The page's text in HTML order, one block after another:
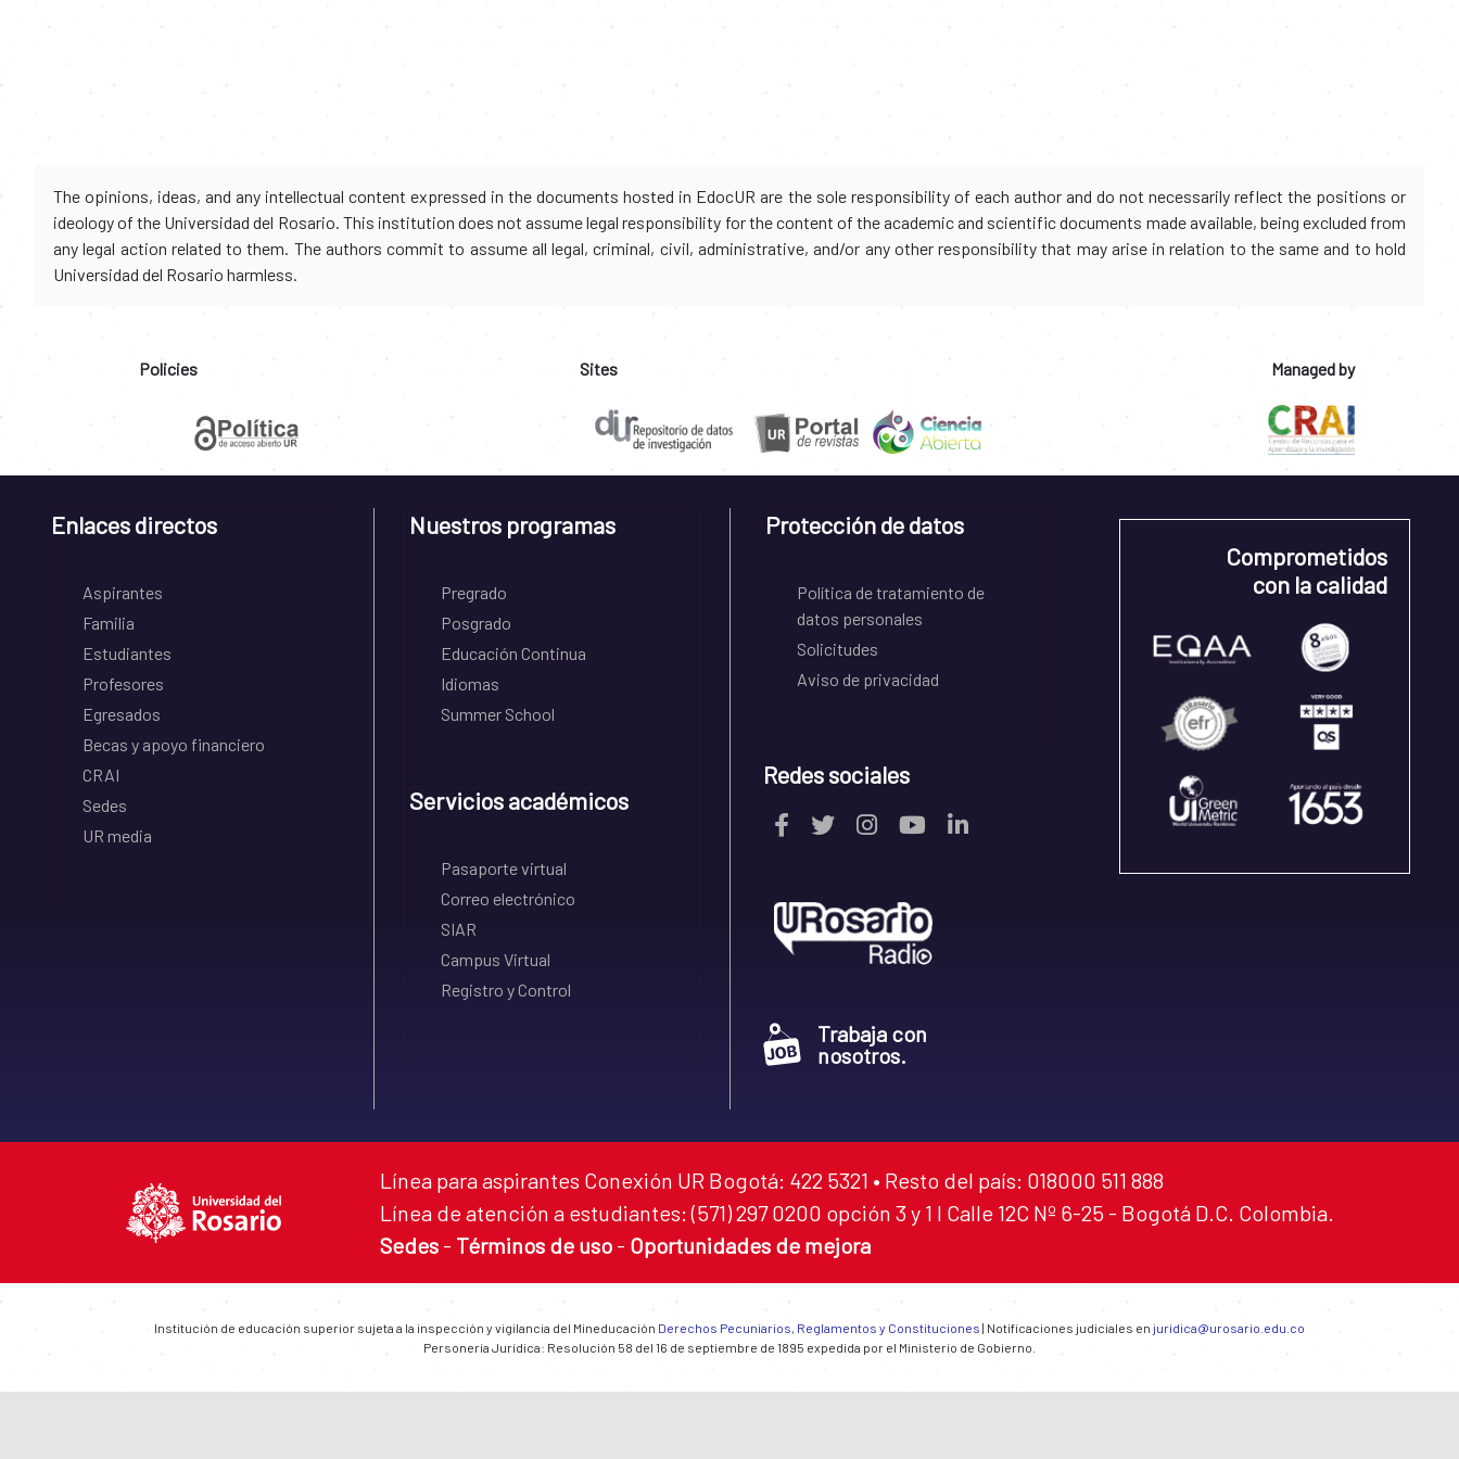
The opinions, ideas, and any intellectual content expressed in the documents hosted in EdocUR are the sole responsibility of each author and do not necessarily reflect the positions or
ideology of the Universidad del Rosario. This institution does not assume legal responsibility for the content of the academic and scientific documents made available, being excluded from
any legal action related to them. The authors commit to assume all legal, criminal, civil, administrative, and/or any other responsibility that may arise in relation to the same and to hold
Universidad del Rosario harmless.
Policies Sites Managed by
Enlaces directos
Aspirantes
Familia
Estudiantes
Profesores
Egresados
Becas y apoyo financiero
CRAI
Sedes
UR media
Nuestros programas
Pregrado
Posgrado
Educación Continua
Idiomas
Summer School
Servicios académicos
Pasaporte virtual
Correo electrónico
SIAR
Campus Virtual
Registro y Control
Protección de datos
Política de tratamiento de
datos personales
Solicitudes
Aviso de privacidad
Redes sociales
Trabaja con
nosotros.
Comprometidos
con la calidad
Línea para aspirantes Conexión UR Bogotá: 422 5321 • Resto del país: 018000 511 888
Línea de atención a estudiantes: (571) 297 0200 opción 3 y 1 I Calle 12C Nº 6-25 - Bogotá D.C. Colombia.
Sedes - Términos de uso - Oportunidades de mejora
Institución de educación superior sujeta a la inspección y vigilancia del Mineducación Derechos Pecuniarios, Reglamentos y Constituciones | Notificaciones judiciales en juridica@urosario.edu.co
Personería Jurídica: Resolución 58 del 16 de septiembre de 1895 expedida por el Ministerio de Gobierno.